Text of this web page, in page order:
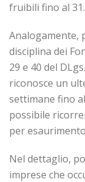
fruibili fino al
Analogamente,
disciplina dei
29 e 40 del
riconosce un
settimane fino
possibile
per
Nel dettaglio,
imprese che